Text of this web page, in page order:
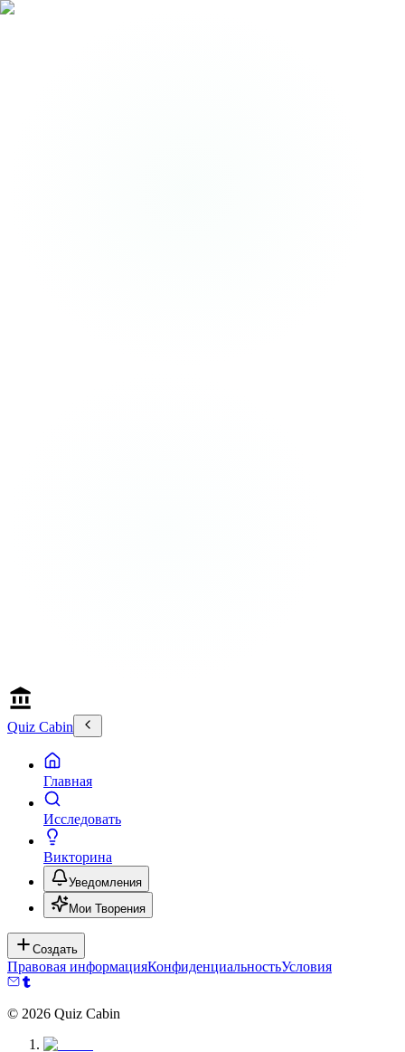
Quiz Cabin
Главная
Исследовать
Викторина
Уведомления
Мои Творения
Создать
Правовая информацияКонфиденциальностьУсловия
© 2026 Quiz Cabin